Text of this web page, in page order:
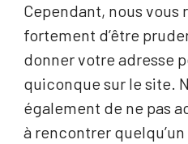
Cependant, nous vous
fortement d’être
donner votre adresse
quiconque sur le site.
également de ne pas
à rencontrer quelqu’un